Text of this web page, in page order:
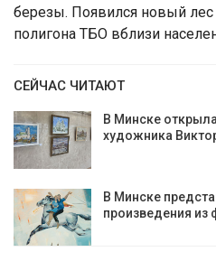
березы. Появился новый
полигона ТБО вблизи
СЕЙЧАС ЧИТАЮТ
В Минске
художника
В Минске
произведения